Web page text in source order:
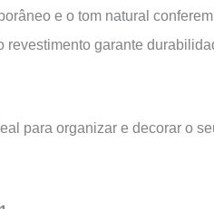
e o tom natural
revestimento garante
para organizar e decorar o